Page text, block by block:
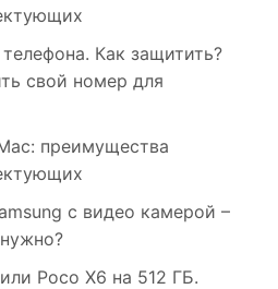
Как защитить?
свой номер для
преимущества
c видео камерой –
Poco X6 на 512 ГБ.